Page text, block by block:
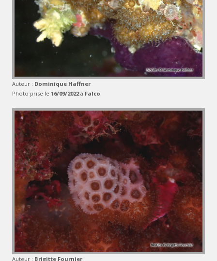
Auteur : Dominique Haffner
Photo prise le 16/09/2022à Falco
Auteur : Brigitte Fournier